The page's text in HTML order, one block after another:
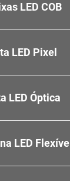
LED COB
LED Pixel
LED Óptica
LED Flexível